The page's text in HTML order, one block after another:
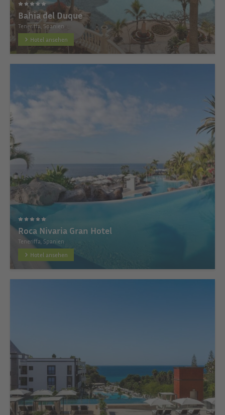
Bahia del Duque
Teneriffa, Spanien
Hotel ansehen
Roca Nivaria Gran Hotel
Teneriffa, Spanien
Hotel ansehen